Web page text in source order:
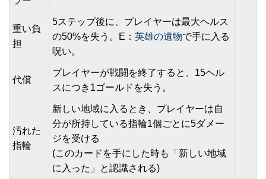
重い負
担
5ステップ後に、プレイヤーは最大ヘルス
の50%を失う。E： 英雄の遺物で手に入る
呪い。
代償
プレイヤーが戦闘を終了すると、15ヘル
スにつき1ゴールドを失う。
汚れた
指輪
新しい地域に入るとき、プレイヤーは自
分が所持している指輪1個ごとに5ダメー
ジを受ける
(このカードを手にした時も「新しい地域
に入った」と認識される)